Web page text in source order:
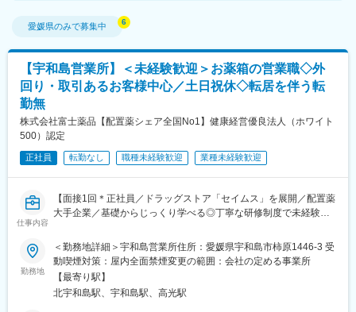
愛媛県のみで募集中
【宇和島営業所】＜未経験歓迎＞お薬箱の営業職◇外
回り・取引あるお客様中心／土日祝休◇転居を伴う転
勤無
株式会社富士薬品【配置薬シェア全国No1】健康経営優良法人（ホワイト
500）認定
正社員 転勤なし 職種未経験歓迎 業種未経験歓迎
仕事内容
【面接1回＊正社員／ドラッグストア「セイムス」を展開／配置薬
大手企業／基礎からじっくり学べる◎丁寧な研修制度で未経験の
■職務内容：
担当エリアのお客様（個人宅や企業）へ訪問し、配置薬（お薬
箱）や健康食品の提案をお任せします。
※既に、取引のあるお客様先を訪問するスタイルです。
勤務地
＜勤務地詳細＞宇和島営業所住所：愛媛県宇和島市柿原1446-3 受
動喫煙対策：屋内全面禁煙変更の範囲：会社の定める事業所
【最寄り駅】
北宇和島駅、宇和島駅、高光駅